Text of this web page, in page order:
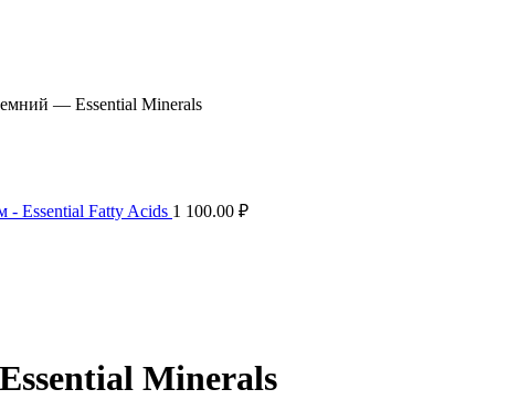
— Essential Minerals
Essential Fatty Acids 1 100.00 ₽
Minerals